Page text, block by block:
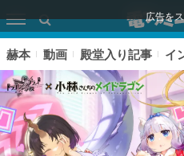
広告を
赫本 動画 殿堂入り記事 イ